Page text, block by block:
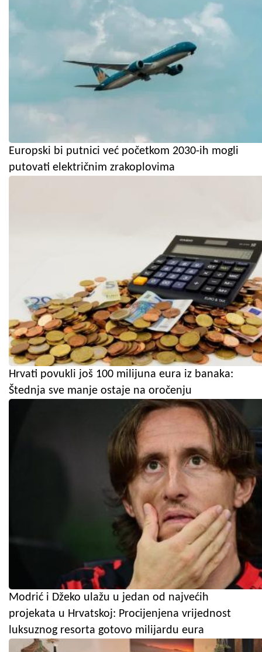
Europski bi putnici već početkom 2030-ih mogli
putovati električnim zrakoplovima
Hrvati povukli još 100 milijuna eura iz banaka:
Štednja sve manje ostaje na oročenju
Modrić i Džeko ulažu u jedan od najvećih
projekata u Hrvatskoj: Procijenjena vrijednost
luksuznog resorta gotovo milijardu eura